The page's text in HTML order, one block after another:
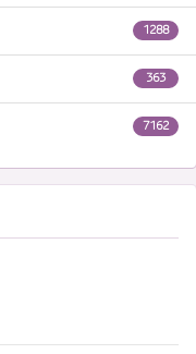
1288
363
7162